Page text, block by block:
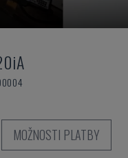
MOŽNOSTI PLATBY